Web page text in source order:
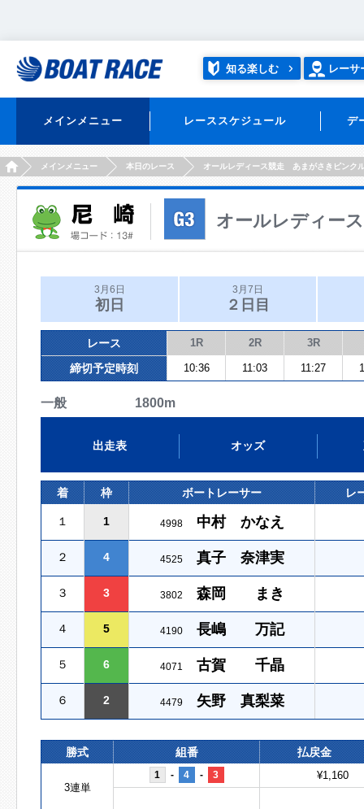
知る楽しむ レーサ
メインメニュー レーススケジュール デ
HOMEメインメニュー 本日のレース オールレディース競走 あまがさきピンク
オールレディー
3月6日
初日
3月7日
２日目
レース 1R 2R 3R
締切予定時刻 10:36 11:03 11:27
一般 1800m
出走表 オッズ
着 枠 ボートレーサー レ
１ 1 4998 中村 かなえ
２ 4 4525 真子 奈津実
３ 3 3802 森岡 まき
４ 5 4190 長嶋 万記
５ 6 4071 古賀 千晶
６ 2 4479 矢野 真梨菜
勝式 組番 払戻金
3連単
1 - 4 - 3 ¥1,160